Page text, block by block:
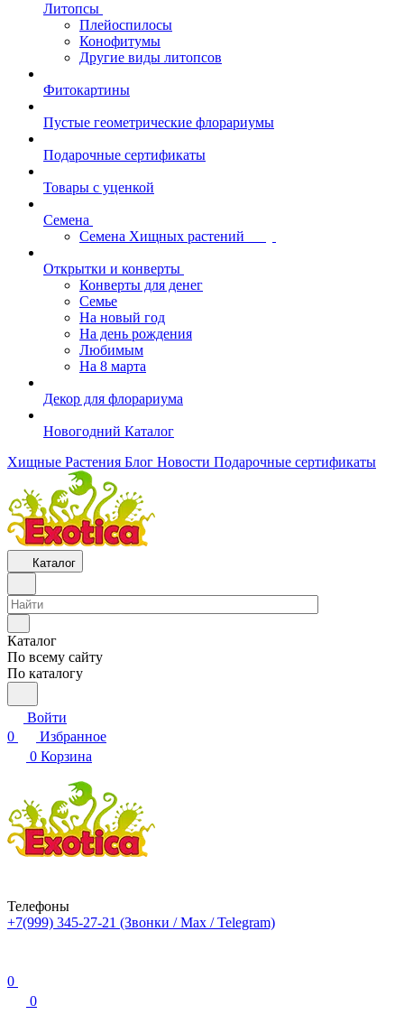
Литопсы
Плейоспилосы
Конофитумы
Другие виды литопсов
Фитокартины
Пустые геометрические флорариумы
Подарочные сертификаты
Товары с уценкой
Семена
Семена Хищных растений
Открытки и конверты
Конверты для денег
Семье
На новый год
На день рождения
Любимым
На 8 марта
Декор для флорариума
Новогодний Каталог
Хищные Растения Блог Новости Подарочные сертификаты
Каталог
Каталог
По всему сайту
По каталогу
Войти
0
Избранное
0 Корзина
Телефоны
+7(999) 345-27-21 (Звонки / Max / Telegram)
0
0